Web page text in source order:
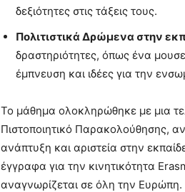
δεξιότητες στις τάξεις τους.
Πολιτιστικά Δρώμενα στην
δραστηριότητες, όπως ένα
έμπνευση και ιδέες για την
Το μάθημα ολοκληρώθηκε με μια
Πιστοποιητικό Παρακολούθησης,
ανάπτυξη και αριστεία στην
έγγραφα για την κινητικότητα
αναγνωρίζεται σε όλη την Ευρώπη.